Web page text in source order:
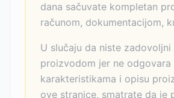
dana sačuvate kompletan
računom, dokumentacijom,
U slučaju da niste zadovoljni
proizvodom jer ne odgovara
karakteristikama i opisu
ove stranice, smatrate da je